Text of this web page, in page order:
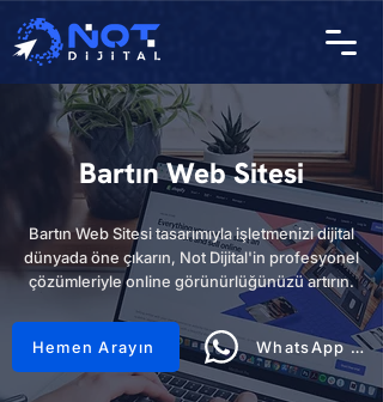
Bartın Web Sitesi
Bartın Web Sitesi tasarımıyla işletmenizi dijital
dünyada öne çıkarın, Not Dijital'in profesyonel
çözümleriyle online görünürlüğünüzü artırın.
Hemen Arayın WhatsApp Hattı